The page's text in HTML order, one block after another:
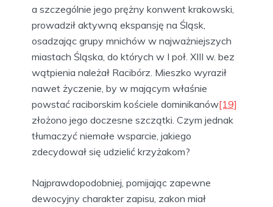
a szczególnie jego prężny konwent krakowski,
prowadził aktywną ekspansję na Śląsk,
osadzając grupy mnichów w najważniejszych
miastach Śląska, do których w I poł. XIII w. bez
wątpienia należał Racibórz. Mieszko wyraził
nawet życzenie, by w mającym właśnie
powstać raciborskim kościele dominikanów[19]
złożono jego doczesne szczątki. Czym jednak
tłumaczyć niemałe wsparcie, jakiego
zdecydował się udzielić krzyżakom?
Najprawdopodobniej, pomijając zapewne
dewocyjny charakter zapisu, zakon miał